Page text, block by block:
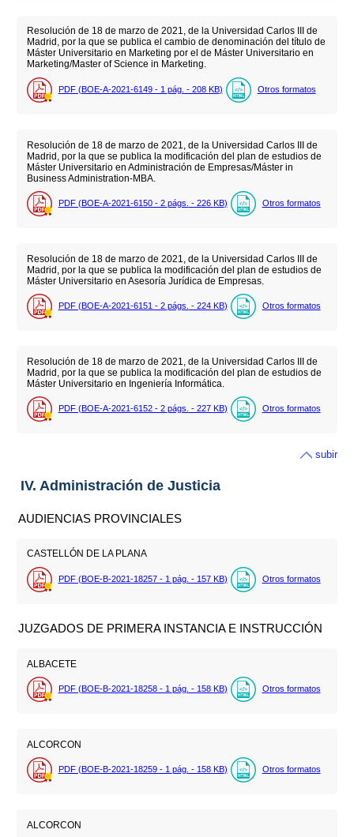
Resolución de 18 de marzo de 2021, de la Universidad Carlos III de
Madrid, por la que se publica el cambio de denominación del título de
Máster Universitario en Marketing por el de Máster Universitario en
Marketing/Master of Science in Marketing.
PDF (BOE-A-2021-6149 - 1 pág. - 208 KB) Otros formatos
Resolución de 18 de marzo de 2021, de la Universidad Carlos III de
Madrid, por la que se publica la modificación del plan de estudios de
Máster Universitario en Administración de Empresas/Máster in
Business Administration-MBA.
PDF (BOE-A-2021-6150 - 2 págs. - 226 KB) Otros formatos
Resolución de 18 de marzo de 2021, de la Universidad Carlos III de
Madrid, por la que se publica la modificación del plan de estudios de
Máster Universitario en Asesoría Jurídica de Empresas.
PDF (BOE-A-2021-6151 - 2 págs. - 224 KB) Otros formatos
Resolución de 18 de marzo de 2021, de la Universidad Carlos III de
Madrid, por la que se publica la modificación del plan de estudios de
Máster Universitario en Ingeniería Informática.
PDF (BOE-A-2021-6152 - 2 págs. - 227 KB) Otros formatos
subir
IV. Administración de Justicia
AUDIENCIAS PROVINCIALES
CASTELLÓN DE LA PLANA
PDF (BOE-B-2021-18257 - 1 pág. - 157 KB) Otros formatos
JUZGADOS DE PRIMERA INSTANCIA E INSTRUCCIÓN
ALBACETE
PDF (BOE-B-2021-18258 - 1 pág. - 158 KB) Otros formatos
ALCORCON
PDF (BOE-B-2021-18259 - 1 pág. - 158 KB) Otros formatos
ALCORCON